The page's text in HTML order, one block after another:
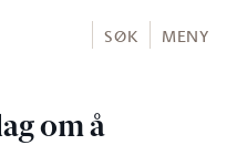
SØK MENY
om å